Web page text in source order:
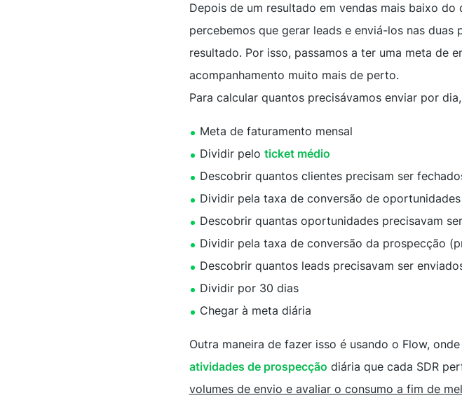
Depois de um resultado em vendas mais baixo
percebemos que gerar leads e enviá-los nas
resultado. Por isso, passamos a ter uma meta de
acompanhamento muito mais de perto.
Para calcular quantos precisávamos enviar por
Meta de faturamento mensal
Dividir pelo ticket médio
Descobrir quantos clientes precisam ser
Dividir pela taxa de conversão de
Descobrir quantas oportunidades precisavam
Dividir pela taxa de conversão da prospecção
Descobrir quantos leads precisavam ser
Dividir por 30 dias
Chegar à meta diária
Outra maneira de fazer isso é usando o Flow,
atividades de prospecção diária que cada SDR
volumes de envio e avaliar o consumo a fim de